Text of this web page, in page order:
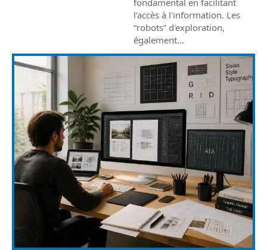
l'accès à l'information. Les
“robots” d'exploration,
également…